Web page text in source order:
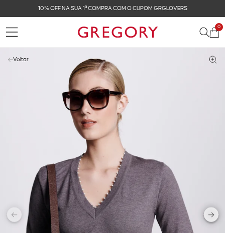
FRETE GRÁTIS NAS COMPRAS ACIMA DE R$ 899
0
Voltar